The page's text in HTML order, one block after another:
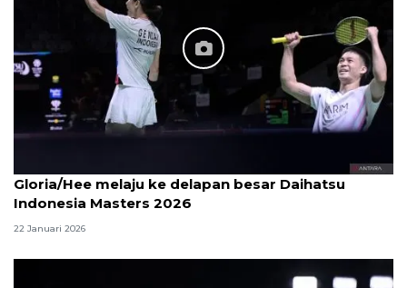
Gloria/Hee melaju ke delapan besar Daihatsu
Indonesia Masters 2026
22 Januari 2026